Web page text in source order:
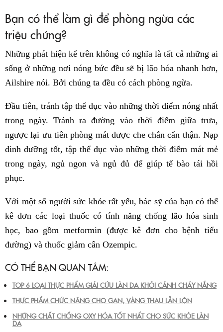
Bạn có thể làm gì để phòng ngừa các
triệu chứng?
Những phát hiện kể trên không có nghĩa là tất cả những ai
sống ở những nơi nóng bức đều sẽ bị lão hóa nhanh hơn,
Ailshire nói. Bởi chúng ta đều có cách phòng ngừa.
Đầu tiên, tránh tập thể dục vào những thời điểm nóng nhất
trong ngày. Tránh ra đường vào thời điểm giữa trưa,
ngược lại ưu tiên phòng mát được che chắn cẩn thận. Nạp
dinh dưỡng tốt, tập thể dục vào những thời điểm mát mẻ
trong ngày, ngủ ngon và ngủ đủ để giúp tế bào tái hồi
phục.
Với một số người sức khỏe rất yếu, bác sỹ của bạn có thể
kê đơn các loại thuốc có tính năng chống lão hóa sinh
học, bao gồm metformin (được kê đơn cho bệnh tiểu
đường) và thuốc giảm cân Ozempic.
CÓ THỂ BẠN QUAN TÂM:
TOP 6 LOẠI THỰC PHẨM GIẢI CỨU LÀN DA KHỎI CẢNH CHÁY NẮNG
THỰC PHẨM CHỨC NĂNG CHO GAN, VÀNG THAU LẪN LỘN
NHỮNG CHẤT CHỐNG OXY HÓA TỐT NHẤT CHO SỨC KHỎE LÀN
DA